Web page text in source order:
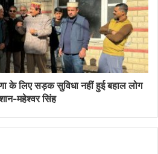
के लिए सड़क सुविधा नहीं हुई बहाल लोग
महेश्वर सिंह